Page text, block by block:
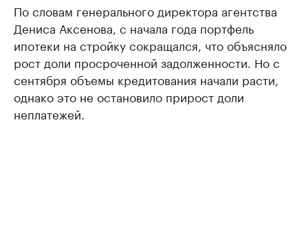
По словам генерального директора агентства
Дениса Аксенова, с начала года портфель
ипотеки на стройку сокращался, что объясняло
рост доли просроченной задолженности. Но с
сентября объемы кредитования начали расти,
однако это не остановило прирост доли
неплатежей.